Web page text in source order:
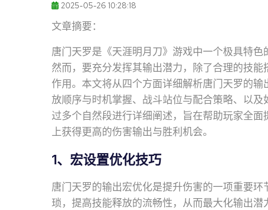
2025-05-26 10:28:18
文章摘要：
唐门天罗是《天涯明月刀》游戏中一个极具特色
然而，要充分发挥其输出潜力，除了合理的技
作用。本文将从四个方面详细解析唐门天罗的
放顺序与时机掌握、战斗站位与配合策略、以
过多个自然段进行详细阐述，旨在帮助玩家全
上获得更高的伤害输出与胜利机会。
1、宏设置优化技巧
唐门天罗的输出宏优化是提升伤害的一项重要
琐，提高技能释放的流畅性，从而最大化输出